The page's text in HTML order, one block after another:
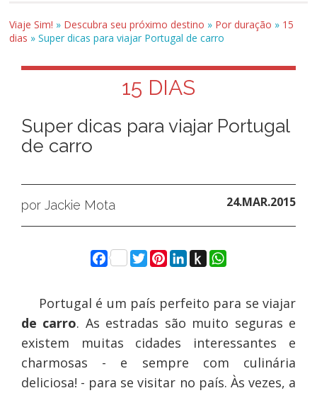
Viaje Sim! » Descubra seu próximo destino » Por duração » 15
dias »Super dicas para viajar Portugal de carro
15 DIAS
Super dicas para viajar Portugal
de carro
por Jackie Mota 24.MAR.2015
Facebook
Twitter
Pinterest
LinkedIn
Push
to
WhatsApp
Portugal é um país perfeito para se viajar
de carro. As estradas são muito seguras e
existem muitas cidades interessantes e
charmosas - e sempre com culinária
deliciosa! - para se visitar no país. Às vezes, a